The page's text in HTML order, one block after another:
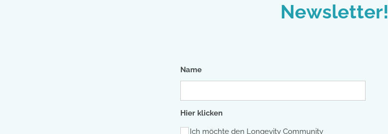
Newsletter!
Name
Hier klicken
Ich möchte den Longevity Community